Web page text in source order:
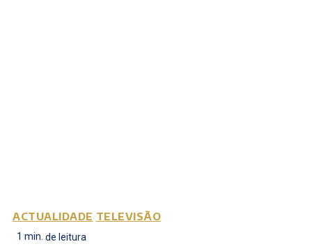
ACTUALIDADE TELEVISÃO
1 min. de leitura